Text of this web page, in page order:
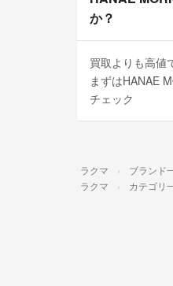
か？
買取よりも高値
まずはHANAE
チェック
ラクマ ブランド
ラクマ カテゴリ